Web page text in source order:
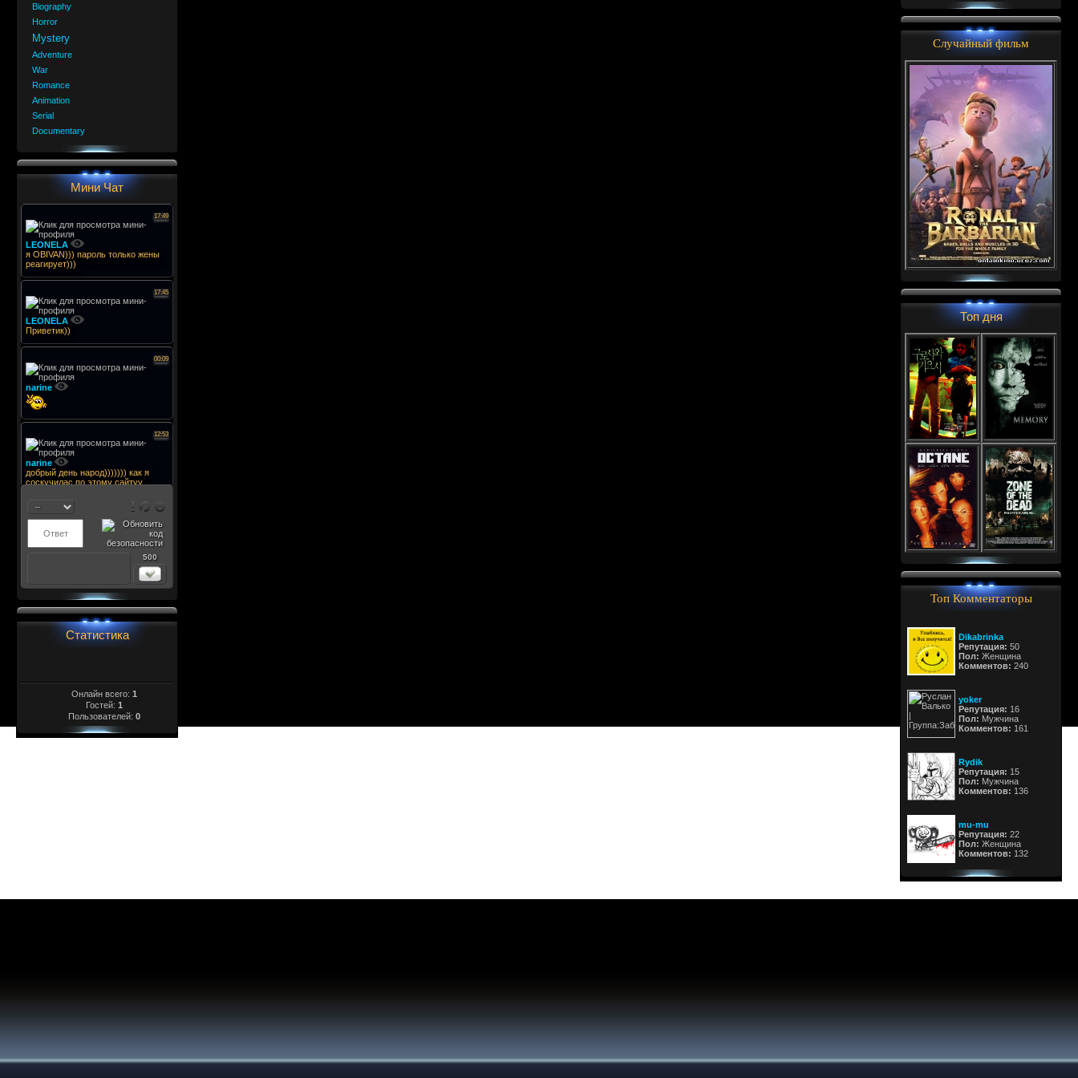
Biography
Horror
Mystery
Adventure
War
Romance
Animation
Serial
Documentary
Мини Чат
500
Статистика
Онлайн всего: 1
Гостей: 1
Пользователей: 0
Случайный фильм
Топ дня
Топ Комментаторы
Dikabrinka
Репутация: 50
Пол: Женщина
Комментов: 240
yoker
Репутация: 16
Пол: Мужчина
Комментов: 161
Rydik
Репутация: 15
Пол: Мужчина
Комментов: 136
mu-mu
Репутация: 22
Пол: Женщина
Комментов: 132